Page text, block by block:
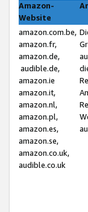
Amazon-
Website
amazon.com.be,
amazon.fr,
amazon.de,
audible.de,
amazon.ie
amazon.it,
amazon.nl,
amazon.pl,
amazon.es,
amazon.se,
amazon.co.uk,
audible.co.uk